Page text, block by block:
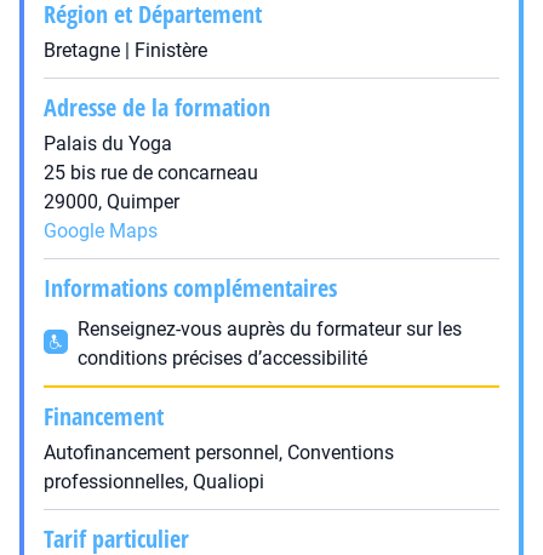
Région et Département
Bretagne | Finistère
Adresse de la formation
Palais du Yoga
25 bis rue de concarneau
29000, Quimper
Google Maps
Informations complémentaires
Renseignez-vous auprès du formateur sur les
conditions précises d’accessibilité
Financement
Autofinancement personnel, Conventions
professionnelles, Qualiopi
Tarif particulier